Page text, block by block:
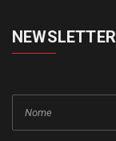
NEWSLETTER